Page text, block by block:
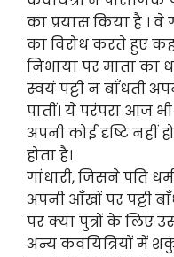
का प्रयास किया है । वे
का विरोध करते हुए
निभाया पर माता का
स्वयं पट्टी न बाँधती
पातीं। ये परंपरा आज
अपनी कोई दृष्टि नहीं
होता है।
गांधारी, जिसने पति
अपनी आँखों पर पट्टी
पर क्या पुत्रों के लिए
अन्य कवयित्रियों में